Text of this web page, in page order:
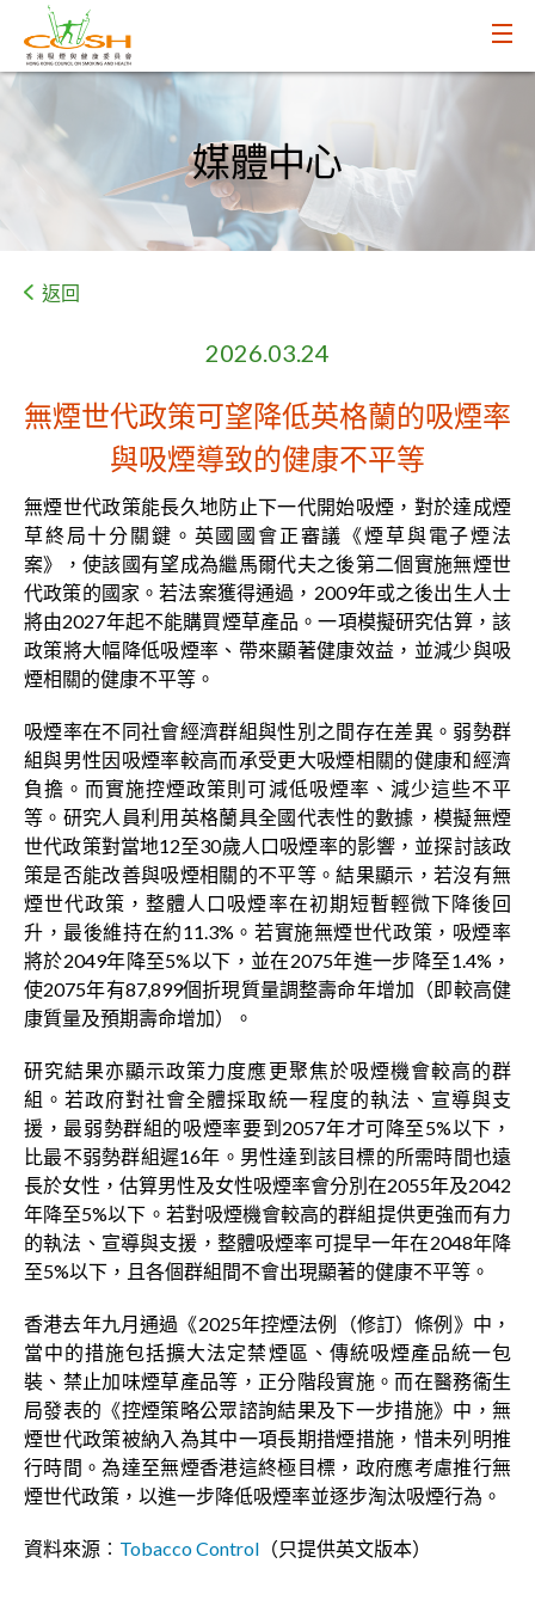
媒體中心
返回
2026.03.24
無煙世代政策可望降低英格蘭的吸煙率
與吸煙導致的健康不平等
無煙世代政策能長久地防止下一代開始吸煙，對於達成煙
草終局十分關鍵。英國國會正審議《煙草與電子煙法
案》，使該國有望成為繼馬爾代夫之後第二個實施無煙世
代政策的國家。若法案獲得通過，2009年或之後出生人士
將由2027年起不能購買煙草產品。一項模擬研究估算，該
政策將大幅降低吸煙率、帶來顯著健康效益，並減少與吸
煙相關的健康不平等。
吸煙率在不同社會經濟群組與性別之間存在差異。弱勢群
組與男性因吸煙率較高而承受更大吸煙相關的健康和經濟
負擔。而實施控煙政策則可減低吸煙率、減少這些不平
等。研究人員利用英格蘭具全國代表性的數據，模擬無煙
世代政策對當地12至30歲人口吸煙率的影響，並探討該政
策是否能改善與吸煙相關的不平等。結果顯示，若沒有無
煙世代政策，整體人口吸煙率在初期短暫輕微下降後回
升，最後維持在約11.3%。若實施無煙世代政策，吸煙率
將於2049年降至5%以下，並在2075年進一步降至1.4%，
使2075年有87,899個折現質量調整壽命年增加（即較高健
康質量及預期壽命增加）。
研究結果亦顯示政策力度應更聚焦於吸煙機會較高的群
組。若政府對社會全體採取統一程度的執法、宣導與支
援，最弱勢群組的吸煙率要到2057年才可降至5%以下，
比最不弱勢群組遲16年。男性達到該目標的所需時間也遠
長於女性，估算男性及女性吸煙率會分別在2055年及2042
年降至5%以下。若對吸煙機會較高的群組提供更強而有力
的執法、宣導與支援，整體吸煙率可提早一年在2048年降
至5%以下，且各個群組間不會出現顯著的健康不平等。
香港去年九月通過《2025年控煙法例（修訂）條例》中，
當中的措施包括擴大法定禁煙區、傳統吸煙產品統一包
裝、禁止加味煙草產品等，正分階段實施。而在醫務衞生
局發表的《控煙策略公眾諮詢結果及下一步措施》中，無
煙世代政策被納入為其中一項長期措煙措施，惜未列明推
行時間。為達至無煙香港這終極目標，政府應考慮推行無
煙世代政策，以進一步降低吸煙率並逐步淘汰吸煙行為。
資料來源︰ Tobacco Control （只提供英文版本）